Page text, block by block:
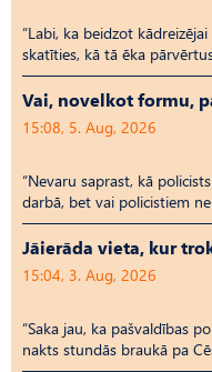
“Labi, ka beidzot
skatīties, kā tā ēka
Vai, novelkot formu,
15:08, 5. Aug, 2026
“Nevaru saprast, kā
darbā, bet vai policistiem
Jāierāda vieta, kur
15:04, 3. Aug, 2026
“Saka jau, ka pašvaldības
nakts stundās braukā pa